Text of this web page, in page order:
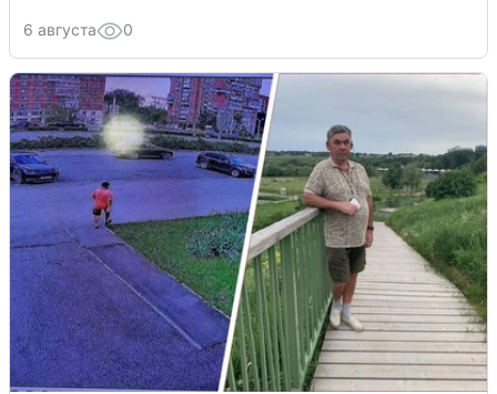
6 августа 0